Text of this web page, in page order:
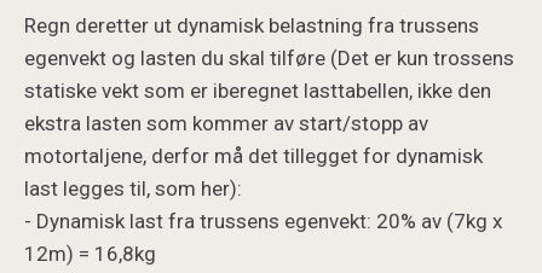
Regn deretter ut dynamisk belastning fra trussens
egenvekt og lasten du skal tilføre (Det er kun trossens
statiske vekt som er iberegnet lasttabellen, ikke den
ekstra lasten som kommer av start/stopp av
motortaljene, derfor må det tillegget for dynamisk
last legges til, som her):
- Dynamisk last fra trussens egenvekt: 20% av (7kg x
12m) = 16,8kg